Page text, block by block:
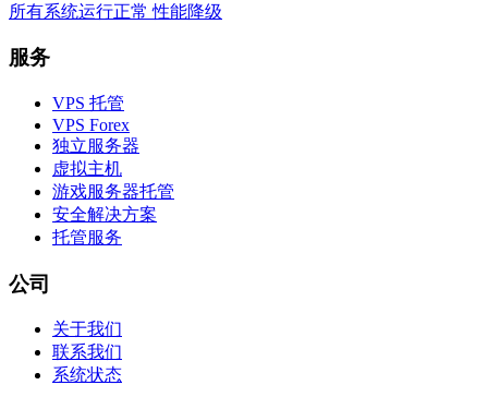
所有系统运行正常 性能降级
服务
VPS 托管
VPS Forex
独立服务器
虚拟主机
游戏服务器托管
安全解决方案
托管服务
公司
关于我们
联系我们
系统状态